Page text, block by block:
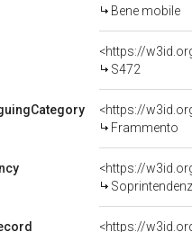
Bene mobile
<https://
S472
<https://
Frammento
<https://
Soprintendenza
<https://